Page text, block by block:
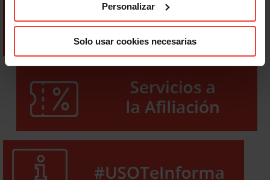
Personalizar
Solo usar cookies necesarias